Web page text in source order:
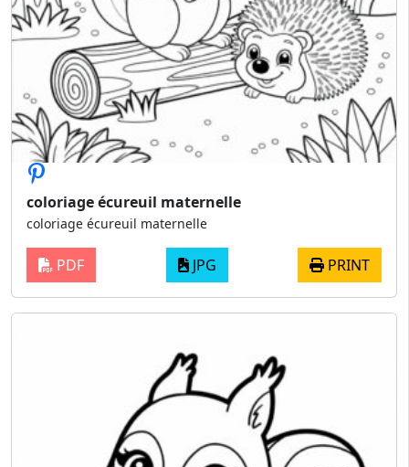
coloriage écureuil maternelle
coloriage écureuil maternelle
PDF JPG PRINT